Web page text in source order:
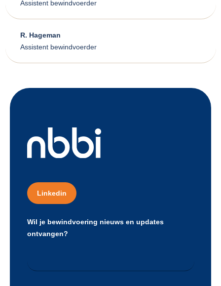
Assistent bewindvoerder
R. Hageman
Assistent bewindvoerder
Linkedin
Wil je bewindvoering nieuws en updates
ontvangen?